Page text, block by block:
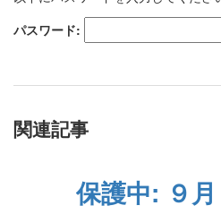
パスワード:
関連記事
保護中: ９